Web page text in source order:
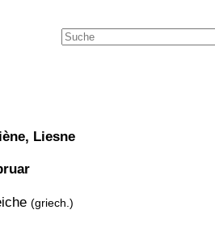
Liesne
(griech.)